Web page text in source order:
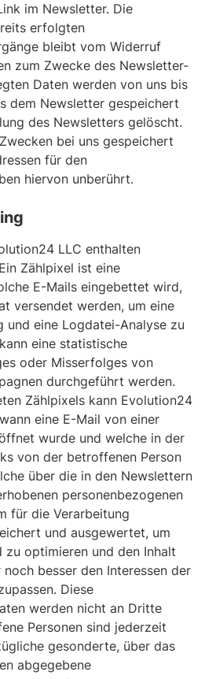
im Newsletter. Die
erfolgten
bleibt vom Widerruf
zum Zwecke des Newsletter-
Daten werden von uns bis
dem Newsletter gespeichert
des Newsletters gelöscht.
bei uns gespeichert
für den
hiervon unberührt.
LLC enthalten
Zählpixel ist eine
E-Mails eingebettet wird,
versendet werden, um eine
und eine Logdatei-Analyse zu
eine statistische
oder Misserfolges von
durchgeführt werden.
Zählpixels kann Evolution24
eine E-Mail von einer
wurde und welche in der
von der betroffenen Person
über die in den Newslettern
personenbezogenen
für die Verarbeitung
und ausgewertet, um
optimieren und den Inhalt
besser den Interessen der
Diese
werden nicht an Dritte
Personen sind jederzeit
gesonderte, über das
abgegebene